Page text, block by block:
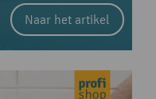
Naar het artikel